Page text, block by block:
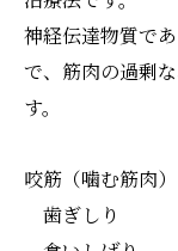
神経伝達物質で
で、筋肉の過剰
す。
咬筋（噛む筋肉
歯ぎしり